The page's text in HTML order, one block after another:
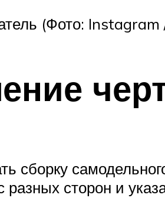
(Фото:
сборку
разных сторон и